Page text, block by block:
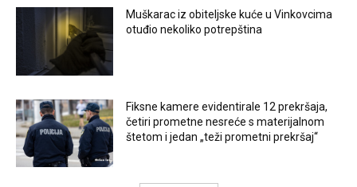
Muškarac iz obiteljske kuće u Vinkovcima
otuđio nekoliko potrepština
Fiksne kamere evidentirale 12 prekršaja,
četiri prometne nesreće s materijalnom
štetom i jedan „teži prometni prekršaj“